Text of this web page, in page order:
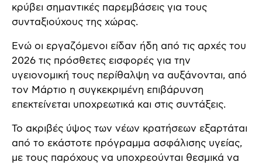
κρύβει σημαντικές παρεμβάσεις για τους
συνταξιούχους της χώρας.
Ενώ οι εργαζόμενοι είδαν ήδη από τις αρχές του
2026 τις πρόσθετες εισφορές για την
υγειονομική τους περίθαλψη να αυξάνονται, από
τον Μάρτιο η συγκεκριμένη επιβάρυνση
επεκτείνεται υποχρεωτικά και στις συντάξεις.
Το ακριβές ύψος των νέων κρατήσεων εξαρτάται
από το εκάστοτε πρόγραμμα ασφάλισης υγείας,
με τους παρόχους να υποχρεούνται θεσμικά να